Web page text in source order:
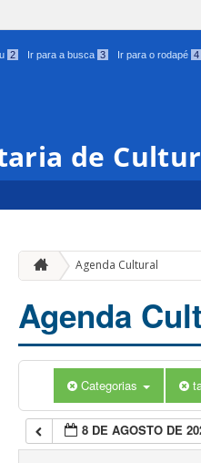
2 Ir para a busca 3 Ir para o rodapé 4
de
Agenda Cultural
Agenda
Categorias
8 DE AGOSTO DE